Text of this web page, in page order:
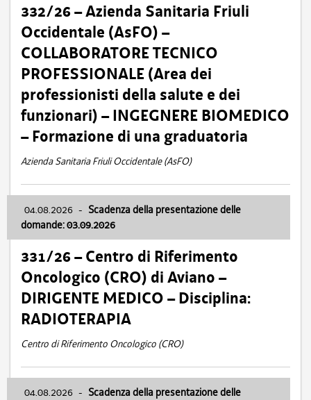
332/26 – Azienda Sanitaria Friuli
Occidentale (AsFO) –
COLLABORATORE TECNICO
PROFESSIONALE (Area dei
professionisti della salute e dei
funzionari) – INGEGNERE BIOMEDICO
– Formazione di una graduatoria
Azienda Sanitaria Friuli Occidentale (AsFO)
04.08.2026 - Scadenza della presentazione delle
domande: 03.09.2026
331/26 – Centro di Riferimento
Oncologico (CRO) di Aviano –
DIRIGENTE MEDICO – Disciplina:
RADIOTERAPIA
Centro di Riferimento Oncologico (CRO)
04.08.2026 - Scadenza della presentazione delle